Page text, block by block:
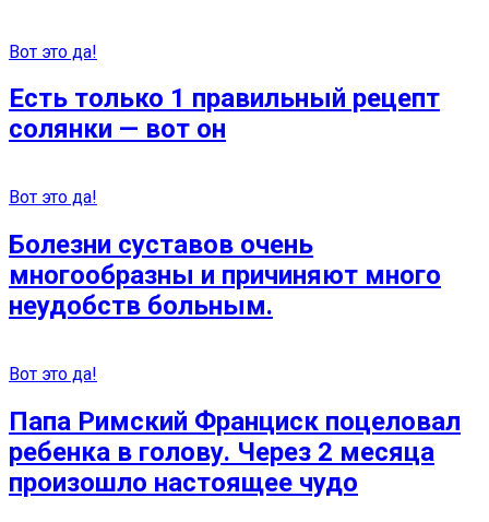
Вот это да!
Есть только 1 правильный рецепт
солянки — вот он
Вот это да!
Болезни суставов очень
многообразны и причиняют много
неудобств больным.
Вот это да!
Папа Римский Франциск поцеловал
ребенка в голову. Через 2 месяца
произошло настоящее чудо